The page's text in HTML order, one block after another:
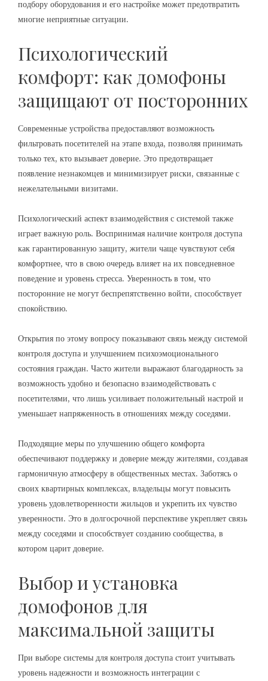
подбору оборудования и его настройке может предотвратить
многие неприятные ситуации.
Психологический
комфорт: как домофоны
защищают от посторонних
Современные устройства предоставляют возможность
фильтровать посетителей на этапе входа, позволяя принимать
только тех, кто вызывает доверие. Это предотвращает
появление незнакомцев и минимизирует риски, связанные с
нежелательными визитами.
Психологический аспект взаимодействия с системой также
играет важную роль. Воспринимая наличие контроля доступа
как гарантированную защиту, жители чаще чувствуют себя
комфортнее, что в свою очередь влияет на их повседневное
поведение и уровень стресса. Уверенность в том, что
посторонние не могут беспрепятственно войти, способствует
спокойствию.
Открытия по этому вопросу показывают связь между системой
контроля доступа и улучшением психоэмоционального
состояния граждан. Часто жители выражают благодарность за
возможность удобно и безопасно взаимодействовать с
посетителями, что лишь усиливает положительный настрой и
уменьшает напряженность в отношениях между соседями.
Подходящие меры по улучшению общего комфорта
обеспечивают поддержку и доверие между жителями, создавая
гармоничную атмосферу в общественных местах. Заботясь о
своих квартирных комплексах, владельцы могут повысить
уровень удовлетворенности жильцов и укрепить их чувство
уверенности. Это в долгосрочной перспективе укрепляет связь
между соседями и способствует созданию сообщества, в
котором царит доверие.
Выбор и установка
домофонов для
максимальной защиты
При выборе системы для контроля доступа стоит учитывать
уровень надежности и возможность интеграции с